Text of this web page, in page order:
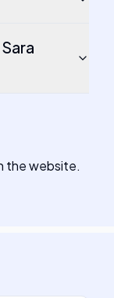
the website.